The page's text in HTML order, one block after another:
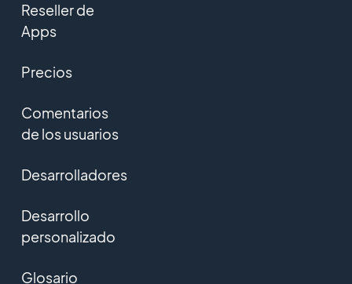
Reseller de
Apps
Precios
Comentarios
de los usuarios
Desarrolladores
Desarrollo
personalizado
Glosario